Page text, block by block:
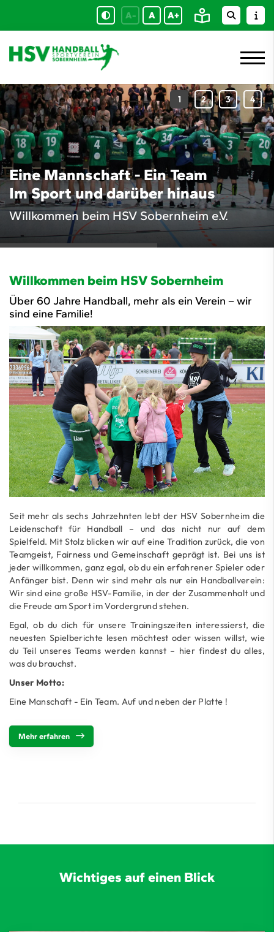
A- A A+
Eine Mannschaft - Ein Team
Im Sport und darüber hinaus
Willkommen beim HSV Sobernheim e.V.
Willkommen beim HSV Sobernheim
Über 60 Jahre Handball, mehr als ein Verein – wir
sind eine Familie!
Seit mehr als sechs Jahrzehnten lebt der HSV Sobernheim die
Leidenschaft für Handball – und das nicht nur auf dem
Spielfeld. Mit Stolz blicken wir auf eine Tradition zurück, die von
Teamgeist, Fairness und Gemeinschaft geprägt ist. Bei uns ist
jeder willkommen, ganz egal, ob du ein erfahrener Spieler oder
Anfänger bist. Denn wir sind mehr als nur ein Handballverein:
Wir sind eine große HSV-Familie, in der der Zusammenhalt und
die Freude am Sport im Vordergrund stehen.
Egal, ob du dich für unsere Trainingszeiten interessierst, die
neuesten Spielberichte lesen möchtest oder wissen willst, wie
du Teil unseres Teams werden kannst – hier findest du alles,
was du brauchst.
Unser Motto:
Eine Manschaft - Ein Team. Auf und neben der Platte !
Mehr erfahren
Wichtiges auf einen Blick